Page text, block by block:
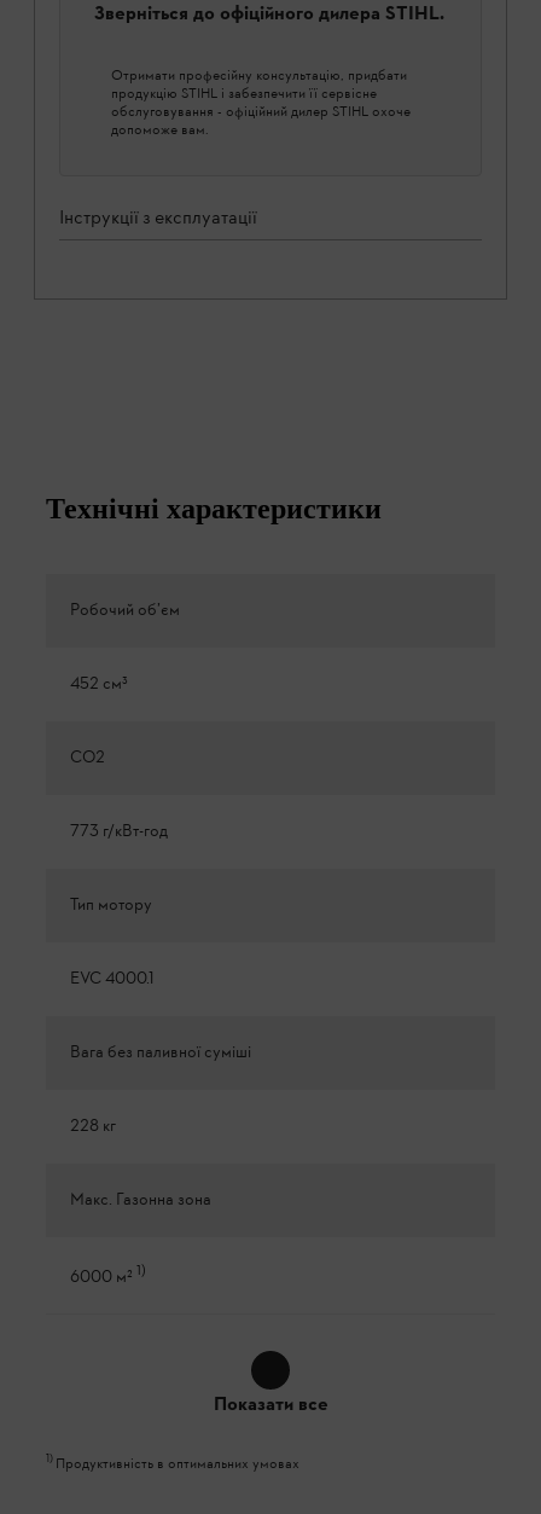
Зверніться до офіційного дилера STIHL.
Отримати професійну консультацію, придбати
продукцію STIHL і забезпечити її сервісне
обслуговування - офіційний дилер STIHL охоче
допоможе вам.
Інструкції з експлуатації
Технічні характеристики
Робочий об’єм
452 см³
CO2
773 г/кВт-год
Тип мотору
EVC 4000.1
Вага без паливної суміші
228 кг
Макс. Газонна зона
6000 м² 1)
Показати все
1) Продуктивність в оптимальних умовах